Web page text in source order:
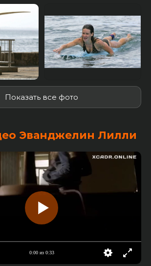
Показать все фото
Эванджелин Лилли
0:00 из 0:33